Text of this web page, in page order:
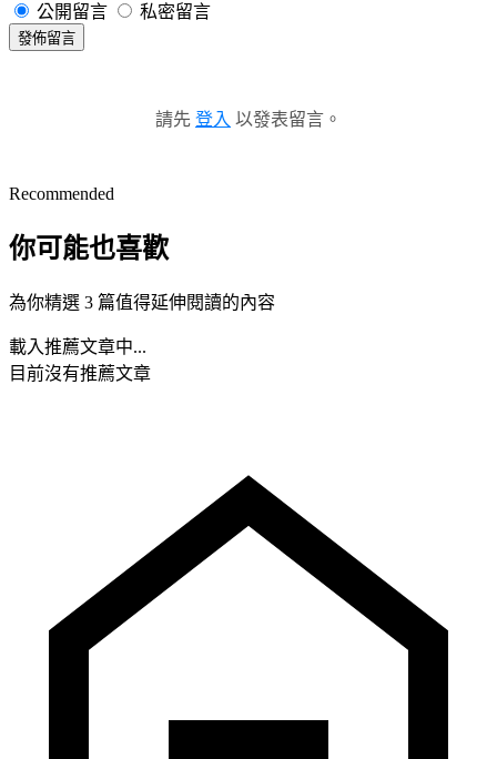
公開留言 私密留言
發佈留言
請先 登入 以發表留言。
Recommended
你可能也喜歡
為你精選 3 篇值得延伸閱讀的內容
載入推薦文章中...
目前沒有推薦文章